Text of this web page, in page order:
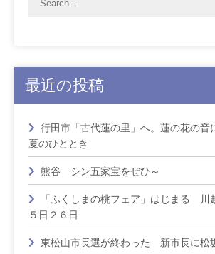
最近の投稿
行田市「古代蓮の里」へ。蓮の花の音
夏のひととき
熊谷 シン五家宝をぜひ～
「ふくしまの桃フェア」はじまる 川
５日２６日
東松山市長選が終わった 新市長に松